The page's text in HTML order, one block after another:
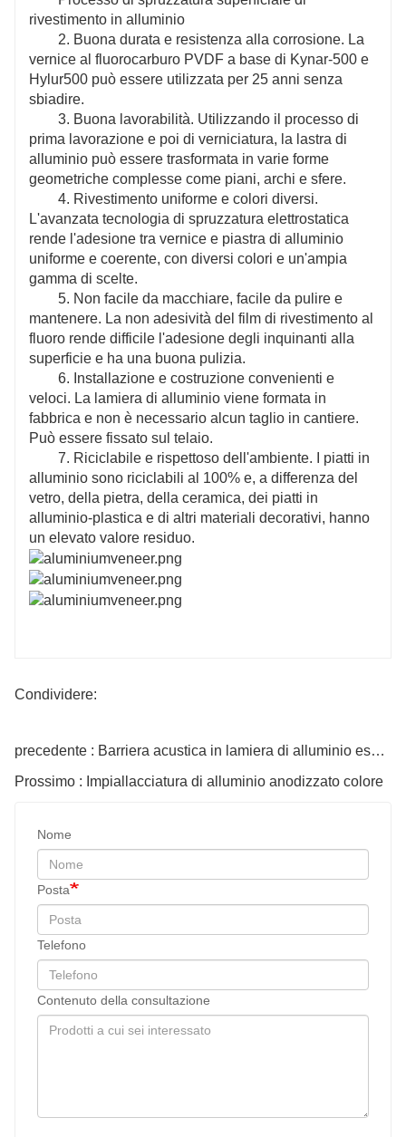
rivestimento in alluminio
2. Buona durata e resistenza alla corrosione. La
vernice al fluorocarburo PVDF a base di Kynar-500 e
Hylur500 può essere utilizzata per 25 anni senza
sbiadire.
3. Buona lavorabilità. Utilizzando il processo di
prima lavorazione e poi di verniciatura, la lastra di
alluminio può essere trasformata in varie forme
geometriche complesse come piani, archi e sfere.
4. Rivestimento uniforme e colori diversi.
L'avanzata tecnologia di spruzzatura elettrostatica
rende l'adesione tra vernice e piastra di alluminio
uniforme e coerente, con diversi colori e un'ampia
gamma di scelte.
5. Non facile da macchiare, facile da pulire e
mantenere. La non adesività del film di rivestimento al
fluoro rende difficile l'adesione degli inquinanti alla
superficie e ha una buona pulizia.
6. Installazione e costruzione convenienti e
veloci. La lamiera di alluminio viene formata in
fabbrica e non è necessario alcun taglio in cantiere.
Può essere fissato sul telaio.
7. Riciclabile e rispettoso dell'ambiente. I piatti in
alluminio sono riciclabili al 100% e, a differenza del
vetro, della pietra, della ceramica, dei piatti in
alluminio-plastica e di altri materiali decorativi, hanno
un elevato valore residuo.
Condividere:
precedente : Barriera acustica in lamiera di alluminio espanso per superstrada e ferrovia ad alta velocità
Prossimo : Impiallacciatura di alluminio anodizzato colore
Nome
Posta
Telefono
Contenuto della consultazione